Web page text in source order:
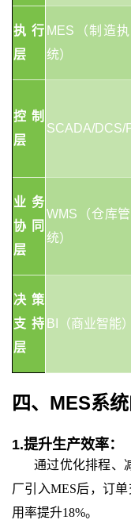
执行
层
MES（制造
统）
控制
层
SCADA/DCS/
业务
协同
层
WMS（仓库
统）
决策
支持
层
BI（商业智能）
四、 MES系统
1.提升生产效率：
通过优化排程、
厂引入MES后，订单
用率提升18%。